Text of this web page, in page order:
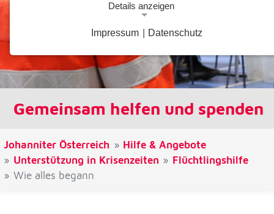
Gemeinsam helfen und spenden
Johanniter Österreich
Hilfe & Angebote
Unterstützung in Krisenzeiten
Flüchtlingshilfe
Wie alles begann
Details anzeigen
Notwendige Cookies ermöglichen grundlegende
Funktionen und sind für die einwandfreie Funktion
der Website erforderlich.
Google Analytics Opt-Out-Cookie
Name:
gaOptout
Zweck:
Impressum Datenschutz